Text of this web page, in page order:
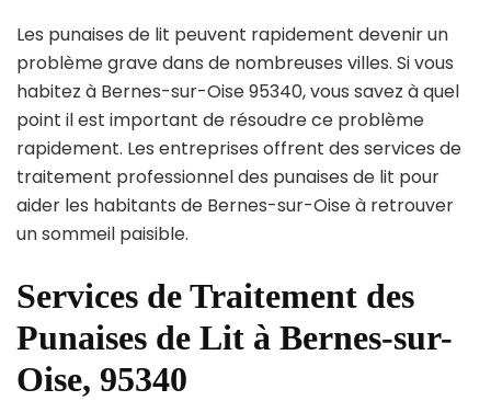
Les punaises de lit peuvent rapidement devenir un
problème grave dans de nombreuses villes. Si vous
habitez à Bernes-sur-Oise 95340, vous savez à quel
point il est important de résoudre ce problème
rapidement. Les entreprises offrent des services de
traitement professionnel des punaises de lit pour
aider les habitants de Bernes-sur-Oise à retrouver
un sommeil paisible.
Services de Traitement des
Punaises de Lit à Bernes-sur-
Oise, 95340